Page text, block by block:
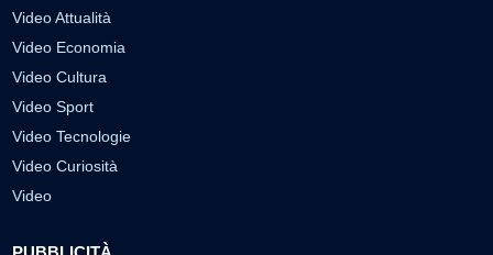
Video Attualità
Video Economia
Video Cultura
Video Sport
Video Tecnologie
Video Curiosità
Video